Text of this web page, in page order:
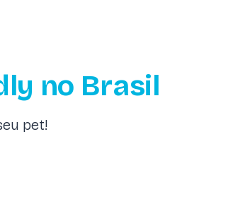
no Brasil
pet!